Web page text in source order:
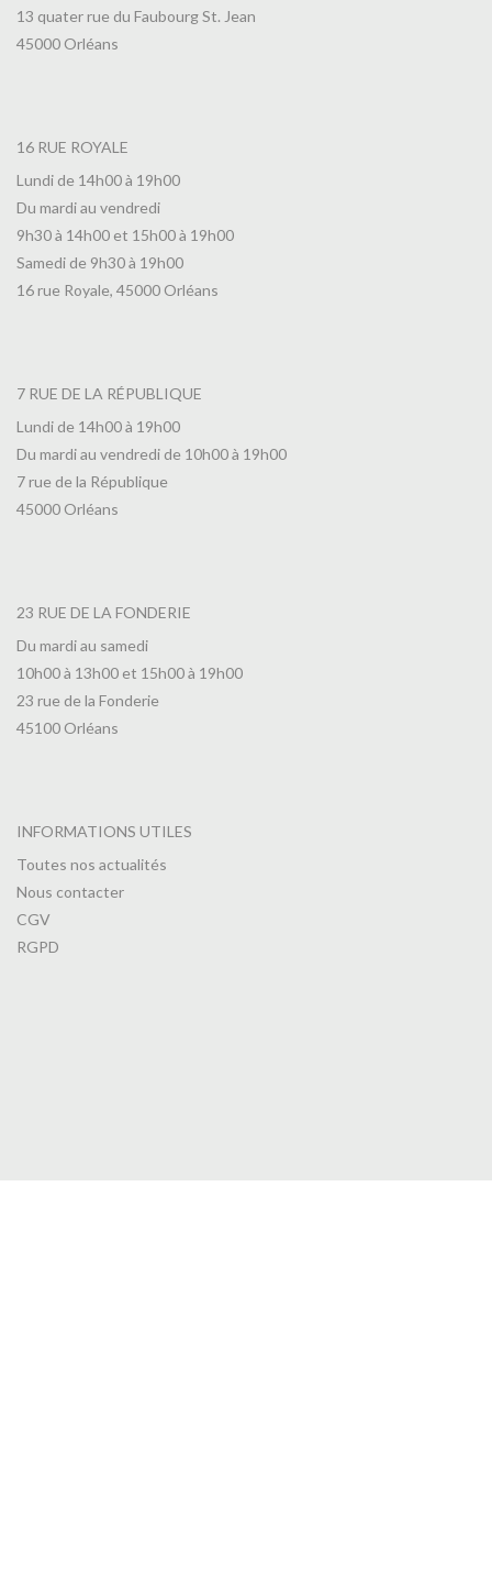
13 quater rue du Faubourg St. Jean
45000 Orléans
16 RUE ROYALE
Lundi de 14h00 à 19h00
Du mardi au vendredi
9h30 à 14h00 et 15h00 à 19h00
Samedi de 9h30 à 19h00
16 rue Royale, 45000 Orléans
7 RUE DE LA RÉPUBLIQUE
Lundi de 14h00 à 19h00
Du mardi au vendredi de 10h00 à 19h00
7 rue de la République
45000 Orléans
23 RUE DE LA FONDERIE
Du mardi au samedi
10h00 à 13h00 et 15h00 à 19h00
23 rue de la Fonderie
45100 Orléans
INFORMATIONS UTILES
Toutes nos actualités
Nous contacter
CGV
RGPD